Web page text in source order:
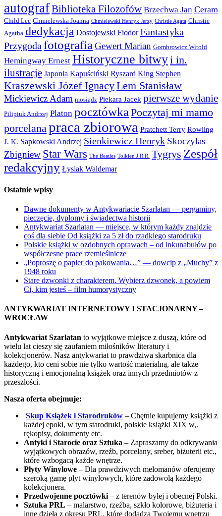
autografBiblioteka Filozofów Brzechwa Jan Ceram
Child Lee Chmielewska Joanna Chmielewski Henryk Jerzy Christie Agata Christie
Agatha dedykacja Dostojewski Fiodor Fantastyka
Przygodafotografia Gewert Marian Gombrowicz Witold
Hemingway Ernest Historyczne bitwyi in.
ilustracje Japonia Kapuściński Ryszard King Stephen
Kraszewski Józef IgnacyLem Stanisław
Mickiewicz Adam mosiądz Piekara Jacek pierwsze wydanie
Pilipiuk Andrzej Platon pocztówka Poczytaj mi mamo
porcelanapraca zbiorowa Pratchett Terry Rowling
J. K. Sapkowski Andrzej Sienkiewicz Henryk Skoczylas
Zbigniew Star Wars The Beatles Tolkien J.R.R. Tygrys Zespół
redakcyjny Łysiak Waldemar
Ostatnie wpisy
Dawne dokumenty w Antykwariacie Szarlatan — pergaminy,
pieczęcie, dyplomy i świadectwa historii
Antykwariat Szarlatan — miejsce, w którym każdy znajdzie
coś dla siebie Od książki za 5 zł do rzadkiego starodruku
Polskie książki w ozdobnych oprawach – od inkunabułów po
współczesne prace rzemieślnicze
„Poproszę o papier do pakowania…” — dowcip z „Muchy” z
1948 roku
Stare dzwonki z charakterem. Wybierz dzwonek, a powiem
Ci, kim jesteś – film humorystyczny
ANTYKWARIAT INTERNETOWY I STACJONARNY –
WROCŁAW
Antykwariat Szarlatan to wyjątkowe miejsce z duszą, które od
wielu lat cieszy się zaufaniem miłośników literatury i
kolekcjonerów. Nasz antykwariat to prawdziwa skarbnica dla
każdego, kto ceni sobie nie tylko wartość materialną, ale także
historyczną i emocjonalną książek oraz innych przedmiotów z
przeszłości.
Nasza oferta obejmuje:
Skup Książek i Starodruków – Chętnie kupujemy książki z
każdej epoki, w tym starodruki, polskie książki XIX w,.
rękopisy, dokumenty etc.
Antyki i Starocie oraz Sztuka – Zapraszamy do odkrywania
wyjątkowych obrazów, rzeźb, porcelany, sreber, biżuterii etc.,
które wzbogacą każde wnętrze.
Płyty Winylowe – Dla prawdziwych melomanów oferujemy
szeroką gamę płyt winylowych, które zadowolą każdego
kolekcjonera.
Przedwojenne pocztówki – z terenów byłej i obecnej Polski.
Sztuka PRL – malarstwo, rzeźba, szkło kolorowe, biżuteria i
inne dzieła z okresu PRL, które dodadzą Twojemu wnętrzu